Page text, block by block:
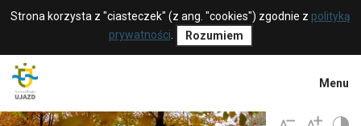
Strona korzysta z "ciasteczek" (z ang. "cookies") zgodnie z polityką
prywatności
Rozumiem
Menu